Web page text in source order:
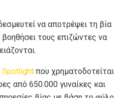
να αποτρέψει τη βία
τους επιζώντες να
που χρηματοδοτείται
από 650.000 γυναίκες και